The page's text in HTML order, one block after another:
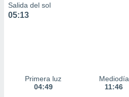
Salida del sol
05:13
Primera luz
04:49
Mediodía
11:46